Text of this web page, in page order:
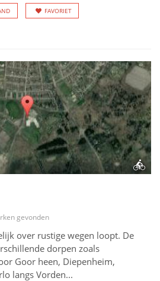
FAVORIET
gevonden
over rustige wegen loopt. De
dorpen zoals
Goor heen, Diepenheim,
langs Vorden...